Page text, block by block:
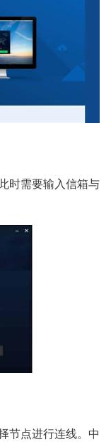
时需要输入信箱与
节点进行连线。中